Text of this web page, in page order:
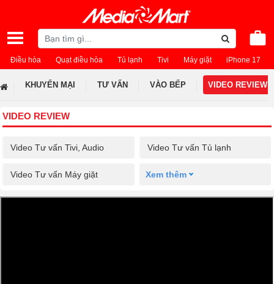
Điều hòa Quạt điều hòa Tủ lạnh Tivi Máy giặt iPhone 17
KHUYẾN MẠI TƯ VẤN VÀO BẾP VIDEO REVIEW
VIDEO REVIEW
Video Tư vấn Tivi, Audio Video Tư vấn Tủ lạnh
Video Tư vấn Máy giặt Xem thêm